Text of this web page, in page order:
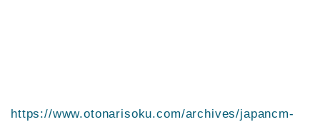
https://www.otonarisoku.com/archives/japancm-